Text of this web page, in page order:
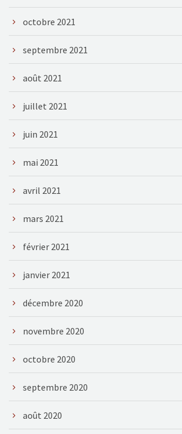
octobre 2021
septembre 2021
août 2021
juillet 2021
juin 2021
mai 2021
avril 2021
mars 2021
février 2021
janvier 2021
décembre 2020
novembre 2020
octobre 2020
septembre 2020
août 2020